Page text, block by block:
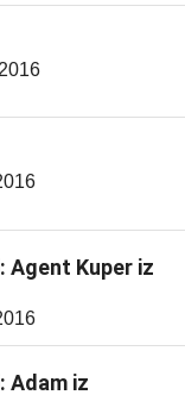
Agent Kuper iz
Adam iz